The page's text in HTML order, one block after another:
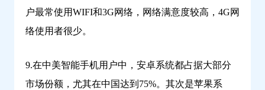
户最常使用WIFI和3G网络，网络满意度较高，4G网
络使用者很少。
9.在中美智能手机用户中，安卓系统都占据大部分
市场份额，尤其在中国达到75%。其次是苹果系